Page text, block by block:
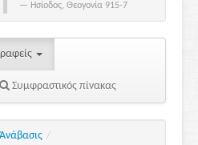
Ησίοδος, Θεογονία 915-7
Συμφραστικός πίνακας
/